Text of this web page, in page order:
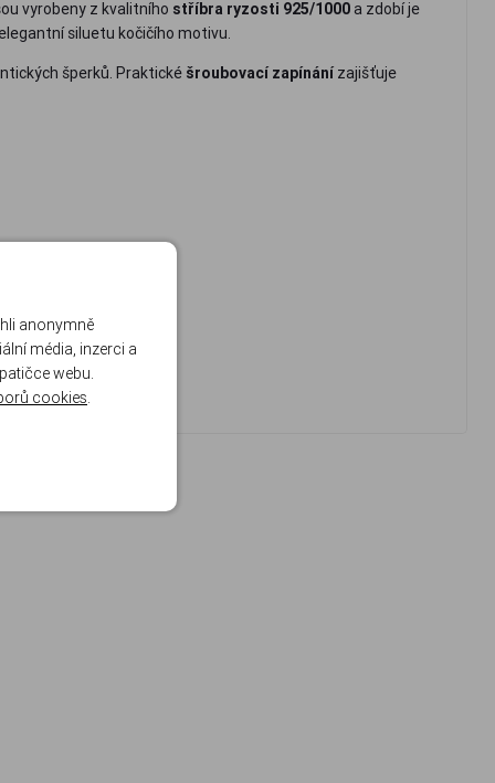
vyrobeny z kvalitního stříbra ryzosti 925/1000 a zdobí je
siluetu kočičího motivu.
šperků. Praktické šroubovací zapínání zajišťuje
anonymně
média, inzerci a
webu.
cookies.